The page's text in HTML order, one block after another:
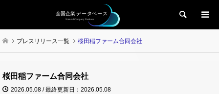
検索
プレスリリース一覧 桜田稲ファーム合同会社
桜田稲ファーム合同会社
2026.05.08 / 最終更新日：2026.05.08